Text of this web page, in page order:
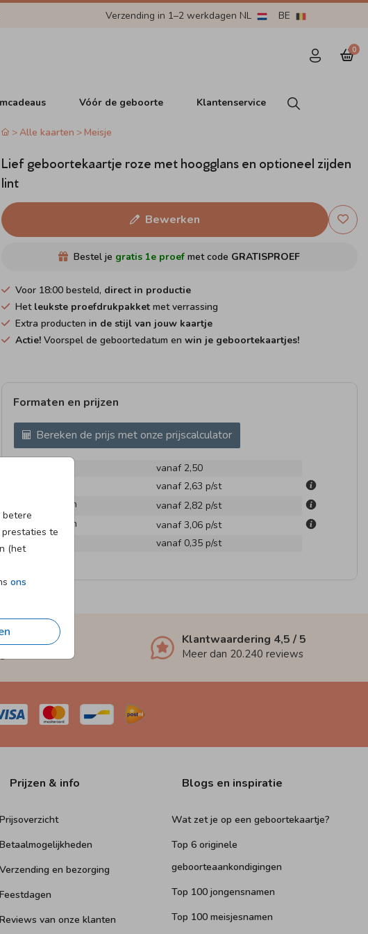
Verzending in 1–2 werkdagen NL BE
0
Vóór de geboorte Klantenservice
betere
te
(het
ons
Alle kaarten Meisje
Lief geboortekaartje roze met hoogglans en optioneel zijden
lint
Bewerken
Bestel je gratis 1e proef met code GRATISPROEF
Voor 18:00 besteld, direct in productie
Het leukste proefdrukpakketmet verrassing
Extra producten in de stijl van jouw kaartje
Actie!Voorspel de geboortedatum en win je geboortekaartjes!
Formaten en prijzen
Bereken de prijs met onze prijscalculator
vanaf 2,50
vanaf 2,63 p/st
11.4 × 17.1 cm
vanaf 2,82 p/st
14.4 × 21.6 cm
vanaf 3,06 p/st
Enveloppen
vanaf 0,35 p/st
Klantwaardering 4,5 / 5
Meer dan 20.240 reviews
Prijzen & info
Prijsoverzicht
Betaalmogelijkheden
Verzending en bezorging
Feestdagen
Reviews van onze klanten
Blogs en inspiratie
Wat zet je op een geboortekaartje?
Top 6 originele
geboorteaankondigingen
Top 100 jongensnamen
Top 100 meisjesnamen